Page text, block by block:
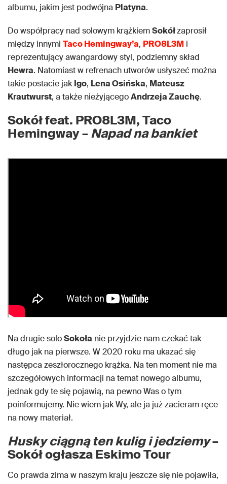
albumu, jakim jest podwójna Platyna.
Do współpracy nad solowym krążkiemSokółzaprosił
między innymi Taco Hemingway’a, PRO8L3M i
reprezentujący awangardowy styl, podziemny skład
Hewra. Natomiast w refrenach utworów usłyszeć można
takie postacie jakIgo, Lena Osińska, Mateusz
Krautwurst, a także nieżyjącegoAndrzeja Zauchę.
Sokół feat. PRO8L3M, Taco
Hemingway –Napad na bankiet
Na drugie soloSokoła nie przyjdzie nam czekać tak
długo jak na pierwsze. W 2020 roku ma ukazać się
następca zeszłorocznego krążka. Na ten moment nie ma
szczegółowych informacji na temat nowego albumu,
jednak gdy te się pojawią, na pewno Was o tym
poinformujemy. Nie wiem jak Wy, ale ja już zacieram ręce
na nowy materiał.
Husky ciągną ten kulig i jedziemy–
Sokół ogłasza Eskimo Tour
Co prawda zima w naszym kraju jeszcze się nie pojawiła,